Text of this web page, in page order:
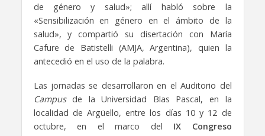
de género y salud»; allí habló sobre la
«Sensibilización en género en el ámbito de la
salud», y compartió su disertación con María
Cafure de Batistelli (AMJA, Argentina), quien la
antecedió en el uso de la palabra.
Las jornadas se desarrollaron en el Auditorio del
Campusde la Universidad Blas Pascal, en la
localidad de Argüello, entre los días 10 y 12 de
octubre, en el marco del IX Congreso